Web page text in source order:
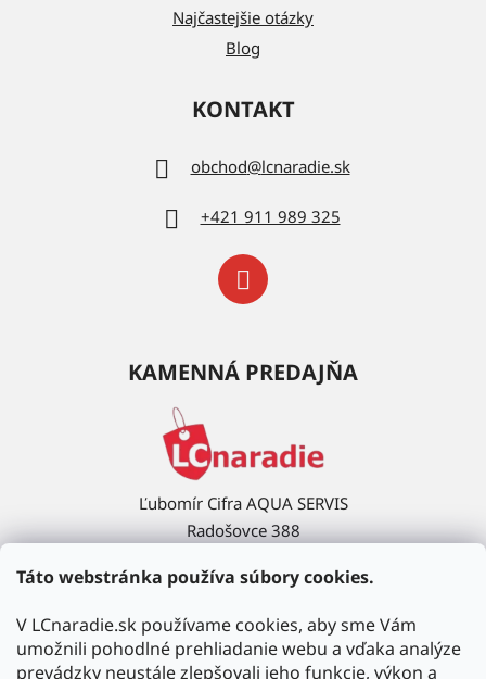
Táto webstránka používa súbory cookies.
V LCnaradie.sk používame cookies, aby sme Vám
umožnili pohodlné prehliadanie webu a vďaka analýze
prevádzky neustále zlepšovali jeho funkcie, výkon a
Najčastejšie otázky
Blog
KONTAKT
obchod@lcnaradie.sk
+421 911 989 325
KAMENNÁ PREDAJŇA
Ľubomír Cifra AQUA SERVIS
Radošovce 388